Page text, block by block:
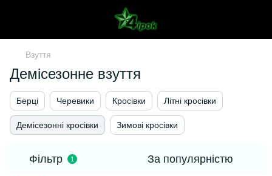
Взуття
Демісезонне взуття
Берці Черевики Кросівки Літні кросівки
Демісезонні кросівки Зимові кросівки
Фільтр 1 За популярністю